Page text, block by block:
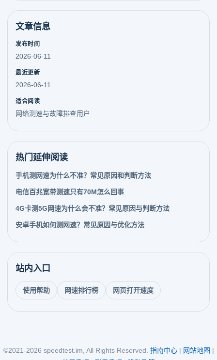
文章信息
发布时间
2026-06-11
最近更新
2026-06-11
适合阅读
网络测速与故障排查用户
热门延伸阅读
手机测网速为什么不准？常见原因和判断方法
电信百兆宽带测速只有70M怎么回事
4G卡测5G网速为什么会不准？常见原因与判断方法
安卓手机如何测网速？常见原因与优化方法
站内入口
使用帮助 网速排行榜 网页打开速度
©2021-2026 speedtest.im, All Rights Reserved. 指南中心| 网站地图 |